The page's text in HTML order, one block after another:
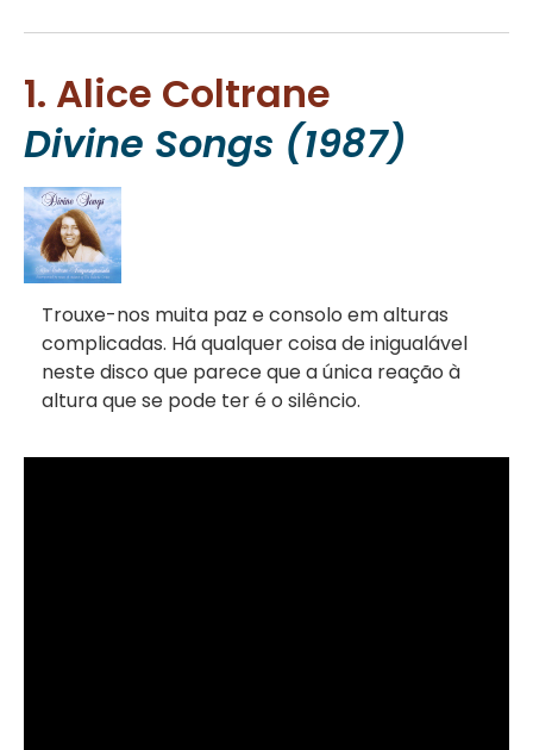
1. Alice Coltrane
Divine Songs (1987)
Trouxe-nos muita paz e consolo em alturas
complicadas. Há qualquer coisa de inigualável
neste disco que parece que a única reação à
altura que se pode ter é o silêncio.